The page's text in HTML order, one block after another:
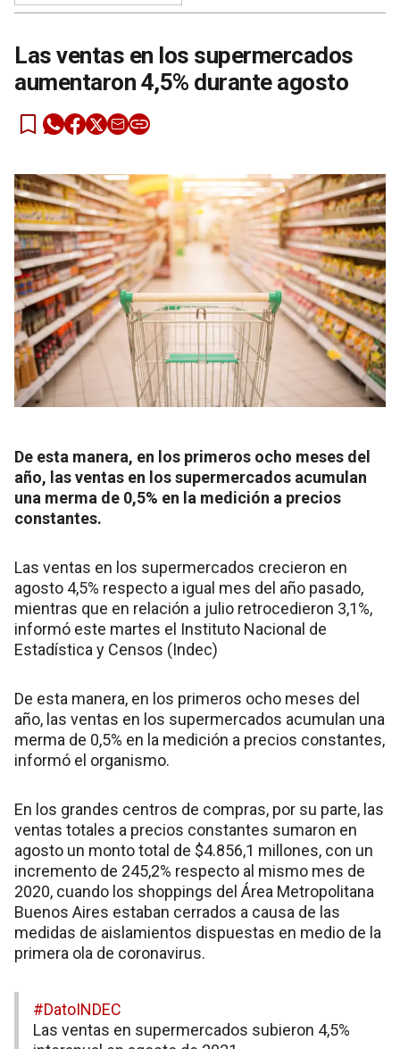
Las ventas en los supermercados
aumentaron 4,5% durante agosto
De esta manera, en los primeros ocho meses del
año, las ventas en los supermercados acumulan
una merma de 0,5% en la medición a precios
constantes.
Las ventas en los supermercados crecieron en
agosto 4,5% respecto a igual mes del año pasado,
mientras que en relación a julio retrocedieron 3,1%,
informó este martes el Instituto Nacional de
Estadística y Censos (Indec)
De esta manera, en los primeros ocho meses del
año, las ventas en los supermercados acumulan una
merma de 0,5% en la medición a precios constantes,
informó el organismo.
En los grandes centros de compras, por su parte, las
ventas totales a precios constantes sumaron en
agosto un monto total de $4.856,1 millones, con un
incremento de 245,2% respecto al mismo mes de
2020, cuando los shoppings del Área Metropolitana
Buenos Aires estaban cerrados a causa de las
medidas de aislamientos dispuestas en medio de la
primera ola de coronavirus.
#DatoINDEC
Las ventas en supermercados subieron 4,5%